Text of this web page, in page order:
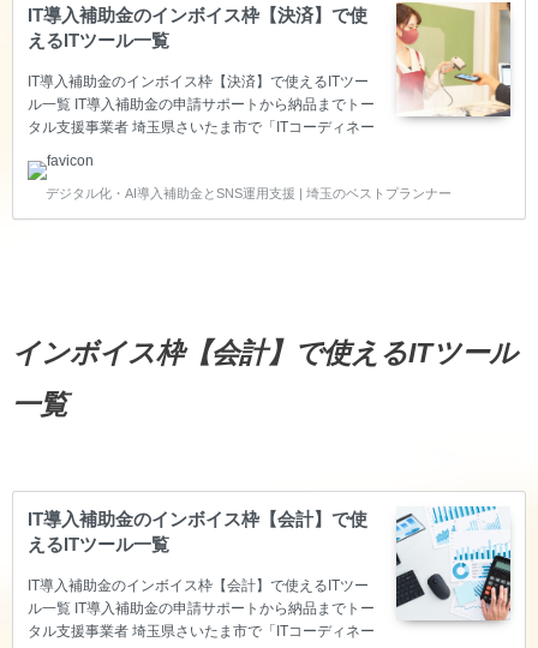
IT導入補助金のインボイス枠【決済】で使
えるITツール一覧
IT導入補助金のインボイス枠【決済】で使えるITツー
ル一覧 IT導入補助金の申請サポートから納品までトー
タル支援事業者 埼玉県さいたま市で「ITコーディネー
ーター」の認定を頂いているベストプランナー合同会
社は、中小企業の生産性向上をITで叶えるため、IT導
入補助金のITツール登録～申請サポート～納品～実績
デジタル化・AI導入補助金とSNS運用支援 | 埼玉のベストプランナー
インボイス枠【会計】で使えるITツール
一覧
IT導入補助金のインボイス枠【会計】で使
えるITツール一覧
IT導入補助金のインボイス枠【会計】で使えるITツー
ル一覧 IT導入補助金の申請サポートから納品までトー
タル支援事業者 埼玉県さいたま市で「ITコーディネー